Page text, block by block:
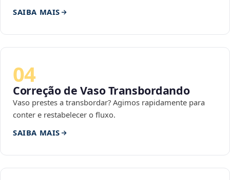
SAIBA MAIS
04
Correção de Vaso Transbordando
Vaso prestes a transbordar? Agimos rapidamente para
conter e restabelecer o fluxo.
SAIBA MAIS